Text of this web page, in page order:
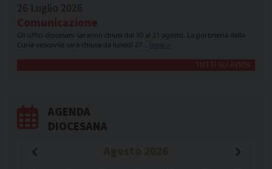
26 Luglio 2026
Comunicazione
Gli uffici diocesani saranno chiusi dal 10 al 21 agosto. La portineria della
Curia vescovile sarà chiusa da lunedì 27… leggi »
TUTTI GLI AVVISI
AGENDA
DIOCESANA